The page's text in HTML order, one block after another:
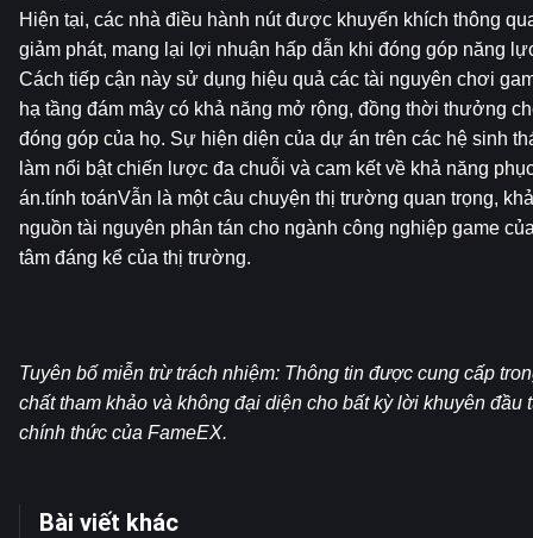
Hiện tại, các nhà điều hành nút được khuyến khích thông
giảm phát, mang lại lợi nhuận hấp dẫn khi đóng góp năng
Cách tiếp cận này sử dụng hiệu quả các tài nguyên chơi
hạ tầng đám mây có khả năng mở rộng, đồng thời thưởng
đóng góp của họ. Sự hiện diện của dự án trên các hệ sinh
làm nổi bật chiến lược đa chuỗi và cam kết về khả năng
án.tính toánVẫn là một câu chuyện thị trường quan trọng,
nguồn tài nguyên phân tán cho ngành công nghiệp game
tâm đáng kể của thị trường.
Tuyên bố miễn trừ trách nhiệm: Thông tin được cung cấp
chất tham khảo và không đại diện cho bất kỳ lời khuyên đầu
chính thức của FameEX.
Bài viết khác